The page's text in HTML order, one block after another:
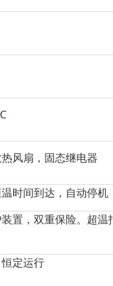
风扇，固态继电器
时间到达，自动停机
置，双重保险。超温
定运行